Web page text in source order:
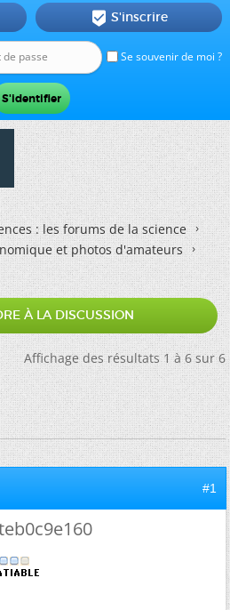
Se souvenir de moi ?
 S'inscrire
: les forums de la science
et photos d'amateurs
À LA DISCUSSION
Affichage des résultats 1 à 6 sur 6
#1